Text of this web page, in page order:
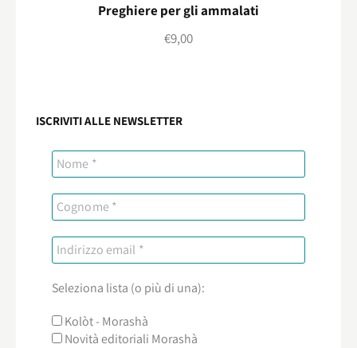
Preghiere per gli ammalati
€9,00
ISCRIVITI ALLE NEWSLETTER
Seleziona lista (o più di una):
Kolòt - Morashà
Novità editoriali Morashà